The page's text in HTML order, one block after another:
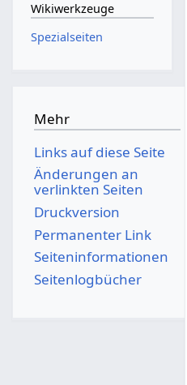
Wikiwerkzeuge
Spezialseiten
Mehr
Links auf diese Seite
Änderungen an
verlinkten Seiten
Druckversion
Permanenter Link
Seiten­­informationen
Seitenlogbücher